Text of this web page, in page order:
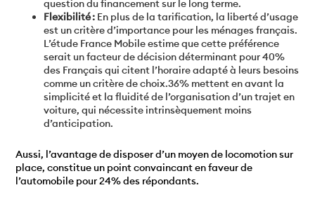
question du financement sur le long terme.
Flexibilité : En plus de la tarification, la liberté d’usage
est un critère d’importance pour les ménages français.
L’étude France Mobile estime que cette préférence
serait un facteur de décision déterminant pour 40%
des Français qui citent l’horaire adapté à leurs besoins
comme un critère de choix.36% mettent en avant la
simplicité et la fluidité de l’organisation d’un trajet en
voiture, qui nécessite intrinsèquement moins
d’anticipation.
Aussi, l’avantage de disposer d’un moyen de locomotion sur
place, constitue un point convaincant en faveur de
l’automobile pour 24% des répondants.